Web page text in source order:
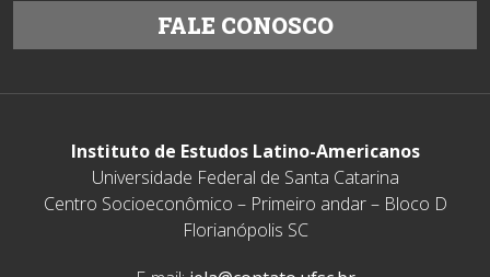
FALE CONOSCO
Instituto de Estudos Latino-Americanos
Universidade Federal de Santa Catarina
Centro Socioeconômico – Primeiro andar – Bloco D
Florianópolis SC